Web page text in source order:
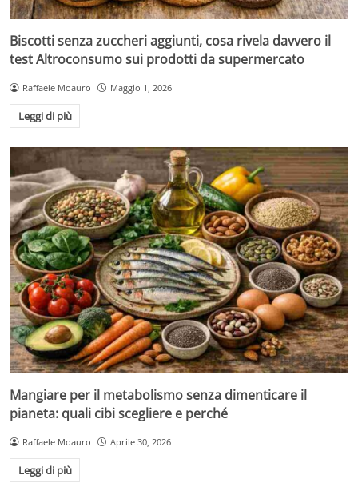
Biscotti senza zuccheri aggiunti, cosa rivela davvero il
test Altroconsumo sui prodotti da supermercato
Raffaele Moauro Maggio 1, 2026
Leggi di più
Mangiare per il metabolismo senza dimenticare il
pianeta: quali cibi scegliere e perché
Raffaele Moauro Aprile 30, 2026
Leggi di più